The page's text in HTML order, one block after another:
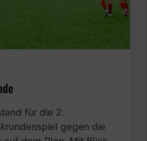
für die 2.
gegen die